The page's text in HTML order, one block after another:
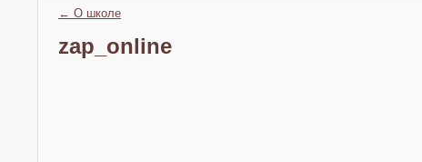
← О школе
zap_online